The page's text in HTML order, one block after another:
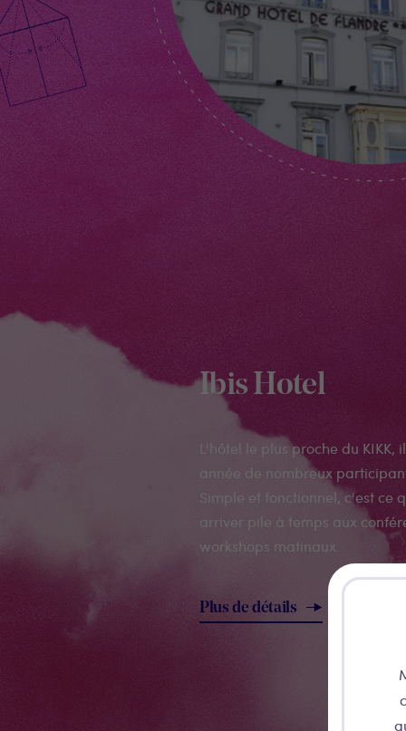
Ibis Hotel
L'hôtel le plus proche du KIKK,
année de nombreux
Simple et fonctionnel, c'est ce
arriver pile à temps aux
workshops matinaux.
Plus de détails